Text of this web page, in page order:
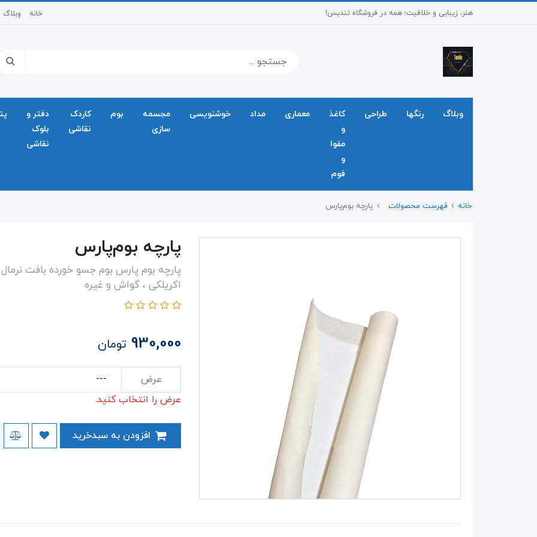
هنر، زیبایی و خلاقیت؛ همه در فروشگاه تندیس! خانه وبلاگ
وبلاگ رنگها طراحی
کاغذ
و
مقوا
و
فوم
معماری مداد خوشنویسی
مجسمه
سازی
بوم
کاردک
نقاشی
دفتر و
بلوک
نقاشی
خانه فهرست محصولات پارچه بوم‌پارس
پارچه بوم‌پارس
پارچه بوم پارس بوم جسو خورده بافت
اکریلکی ، گواش و غیره
930,000 تومان
عرض
عرض را انتخاب کنید.